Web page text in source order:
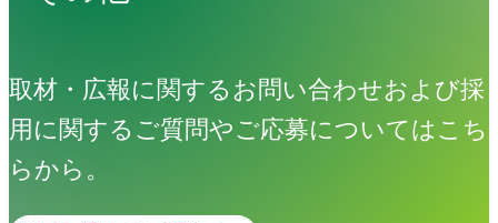
取材・広報に関するお問い合わせおよび採
用に関するご質問やご応募についてはこち
らから。